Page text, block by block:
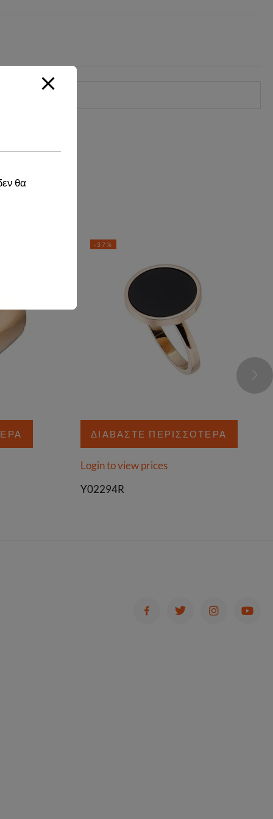
-37%
ΔΙΑΒΆΣΤΕ ΠΕΡΙΣΣΌΤΕΡΑ
Login to view prices
Y02294R
θα